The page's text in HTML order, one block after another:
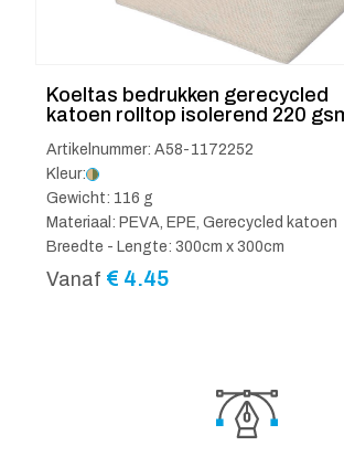
Koeltas bedrukken gerecycled
katoen rolltop isolerend 220
Artikelnummer: A58-1172252
Kleur:
Gewicht: 116 g
Materiaal: PEVA, EPE, Gerecycled katoen
Breedte - Lengte: 300cm x 300cm
Vanaf € 4.45